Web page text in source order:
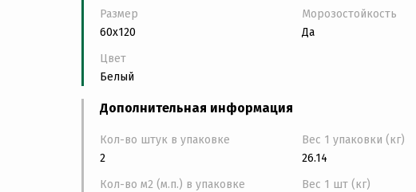
Размер
60x120
Цвет
Белый
Морозостойкость
Да
Дополнительная информация
Кол-во штук в упаковке
2
Кол-во м2 (м.п.) в упаковке
Вес 1 упаковки (кг)
26.14
Вес 1 шт (кг)